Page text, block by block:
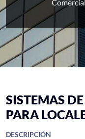
SISTEMAS
PARA
DESCRIPCIÓN